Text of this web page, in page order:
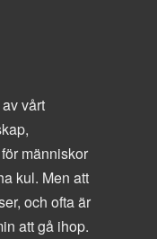
vårt
människor
kul. Men att
och ofta är
att gå ihop.